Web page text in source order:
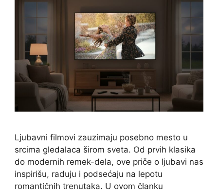
Ljubavni filmovi zauzimaju posebno mesto u
srcima gledalaca širom sveta. Od prvih klasika
do modernih remek-dela, ove priče o ljubavi nas
inspirišu, raduju i podsećaju na lepotu
romantičnih trenutaka. U ovom članku